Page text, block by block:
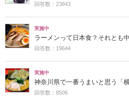
回答数：23843
実施中
ラーメンって日本食？それとも
回答数：19644
実施中
神奈川県で一番うまいと思う「
回答数：8506